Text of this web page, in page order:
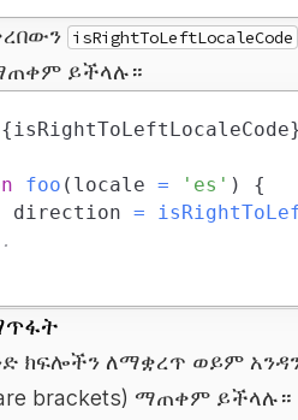
isRightToLeftLocaleCode
ይችላሉ።
{isRightToLeftLocaleCode}
foo ( locale = 'es' )
{
direction =
ክፍሎችን ለማቋረጥ ወይም
brackets) ማጠቀም